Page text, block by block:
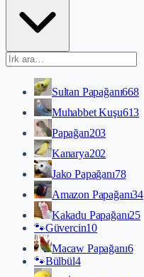
Sultan Papağanı668
Muhabbet Kuşu613
Papağan203
Kanarya202
Jako Papağanı78
Amazon Papağanı34
Kakadu Papağanı25
🐾Güvercin10
Macaw Papağanı6
🐾Bülbül4